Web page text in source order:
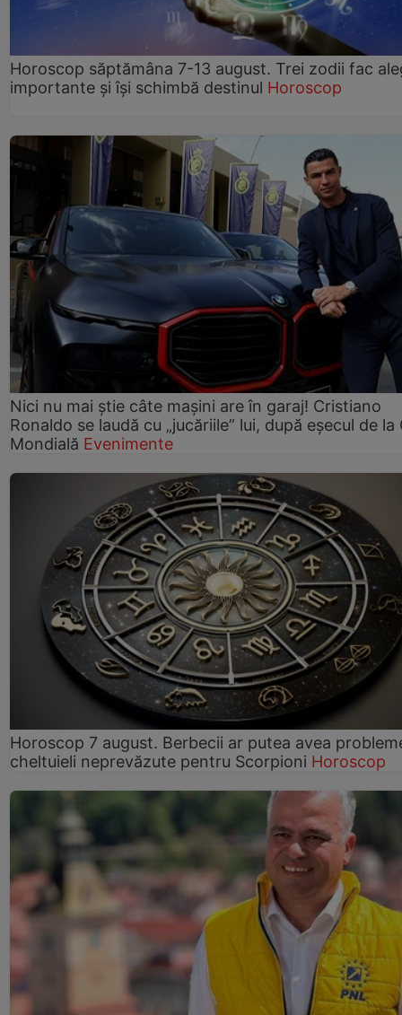
Horoscop săptămâna 7-13 august. Trei zodii fac
importante și își schimbă destinul Horoscop
Nici nu mai știe câte mașini are în garaj! Cristiano
Ronaldo se laudă cu „jucăriile” lui, după eșecul de la
Mondială Evenimente
Horoscop 7 august. Berbecii ar putea avea
cheltuieli neprevăzute pentru Scorpioni Horoscop